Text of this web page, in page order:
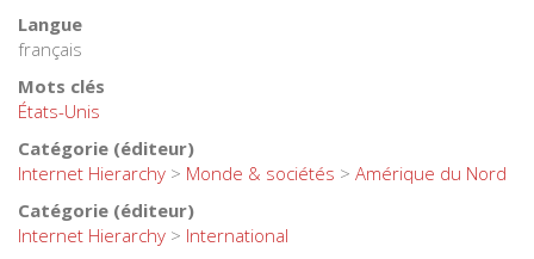
Langue
français
Mots clés
États-Unis
Catégorie (éditeur)
Internet Hierarchy > Monde & sociétés > Amérique du Nord
Catégorie (éditeur)
Internet Hierarchy > International